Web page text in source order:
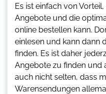
Es ist einfach von
Angebote und die
online bestellen kann.
einlesen und kann dann
finden. Es ist daher
Angebote zu finden und
auch nicht selten, dass
Warensendungen